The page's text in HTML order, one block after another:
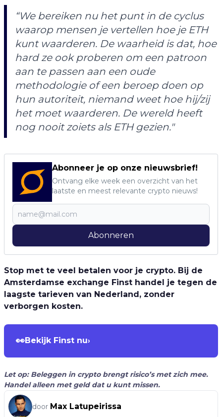
“We bereiken nu het punt in de cyclus
waarop mensen je vertellen hoe je ETH
kunt waarderen. De waarheid is dat, hoe
hard ze ook proberen om een ​​patroon
aan te passen aan een oude
methodologie of een beroep doen op
hun autoriteit, niemand weet hoe hij/zij
het moet waarderen. De wereld heeft
nog nooit zoiets als ETH gezien."
Abonneer je op onze nieuwsbrief!
Ontvang elke week een overzicht van het
laatste en meest relevante crypto nieuws!
Abonneren
Stop met te veel betalen voor je crypto. Bij de
Amsterdamse exchange Finst handel je tegen de
laagste tarieven van Nederland, zonder
verborgen kosten.
👀Bekijk Finst nu›
Let op: Beleggen in crypto brengt risico’s met zich mee.
Handel alleen met geld dat u kunt missen.
door Max Latupeirissa